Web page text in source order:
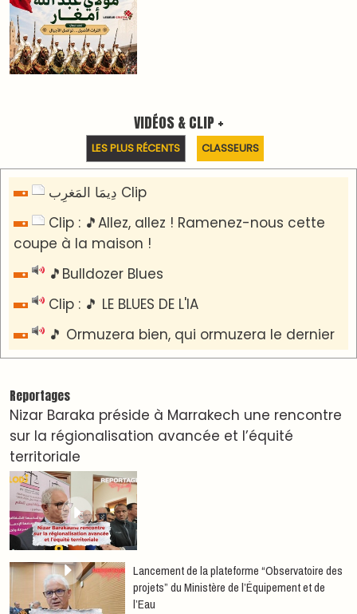
Reportages
Nizar Baraka préside à Marrakech une rencontre
sur la régionalisation avancée et l’équité
projets” du Ministère de l’Équipement et de
l’Eau
AGENDA CULTUREL
Devenez la Star de la Soirée : Vibrez au rythme
Le Summer Tour d'Humouraji s'installe à Rabat !
Dunia Batma en Tournée à Tanger
Nacim Haddad en Concert à Tétouan – Ayta
World Tour 2026
Nacim Haddad débarque à Tanger : Le Souffle
du Nord s'éveille !